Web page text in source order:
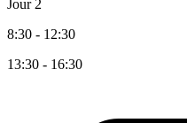
Jour 2
8:30 - 12:30
13:30 - 16:30